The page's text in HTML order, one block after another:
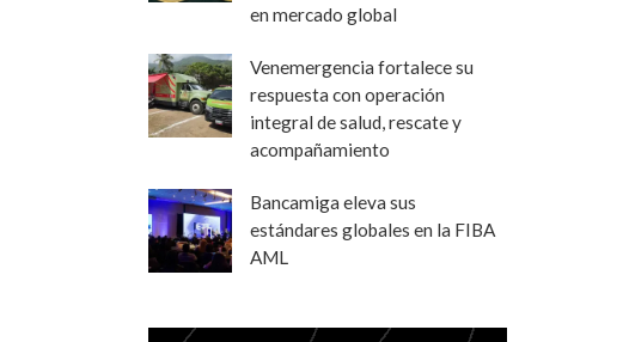
en mercado global
Venemergencia fortalece su
respuesta con operación
integral de salud, rescate y
acompañamiento
Bancamiga eleva sus
estándares globales en la FIBA
AML